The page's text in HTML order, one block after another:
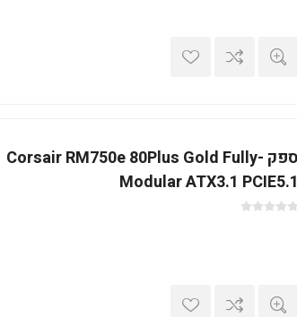
ספק Corsair RM750e 80Plus Gold Fully-
Modular ATX3.1 PCIE5.1